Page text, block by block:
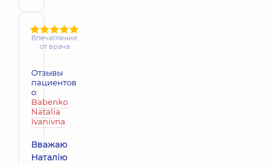
Впечатление
от врача
Отзывы
пациентов
о:
Babenko
Natalia
Ivanivna
Вважаю
Наталію